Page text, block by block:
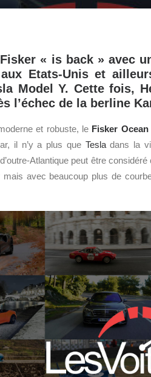
« is back » avec
Etats-Unis et
Model Y. Cette fois,
l’échec de la berline
et robuste, le Fisker Ocean
il n’y a plus que Tesladans la
Atlantique peut être
avec beaucoup plus de